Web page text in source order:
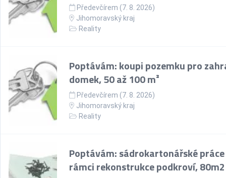
Předevčírem (7. 8. 2026)
Jihomoravský kraj
Reality
Poptávám: koupi pozemku pro
domek, 50 až 100 m²
Předevčírem (7. 8. 2026)
Jihomoravský kraj
Reality
Poptávám: sádrokartonářské
rámci rekonstrukce podkroví, 80m2